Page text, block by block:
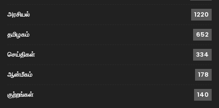
அரசியல் 1220
தமிழகம் 652
செய்திகள் 334
ஆன்மீகம் 178
குற்றங்கள் 140